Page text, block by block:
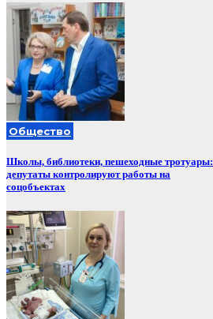
Общество
Школы, библиотеки, пешеходные тротуары:
депутаты контролируют работы на
соцобъектах